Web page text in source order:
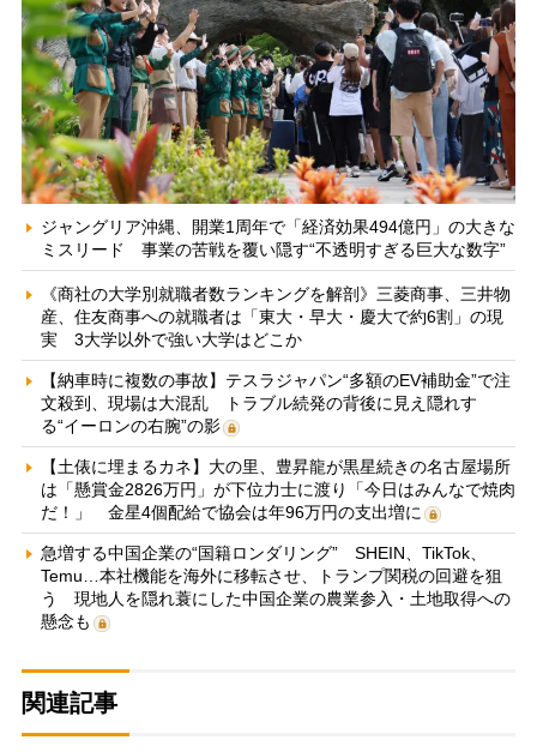
ジャングリア沖縄、開業1周年で「経済効果494億円」の大きな
ミスリード 事業の苦戦を覆い隠す“不透明すぎる巨大な数字”
《商社の大学別就職者数ランキングを解剖》三菱商事、三井物
産、住友商事への就職者は「東大・早大・慶大で約6割」の現
実 3大学以外で強い大学はどこか
【納車時に複数の事故】テスラジャパン“多額のEV補助金”で注
文殺到、現場は大混乱 トラブル続発の背後に見え隠れす
る“イーロンの右腕”の影
【土俵に埋まるカネ】大の里、豊昇龍が黒星続きの名古屋場所
は「懸賞金2826万円」が下位力士に渡り「今日はみんなで焼肉
だ！」 金星4個配給で協会は年96万円の支出増に
急増する中国企業の“国籍ロンダリング” SHEIN、TikTok、
Temu…本社機能を海外に移転させ、トランプ関税の回避を狙
う 現地人を隠れ蓑にした中国企業の農業参入・土地取得への
懸念も
関連記事